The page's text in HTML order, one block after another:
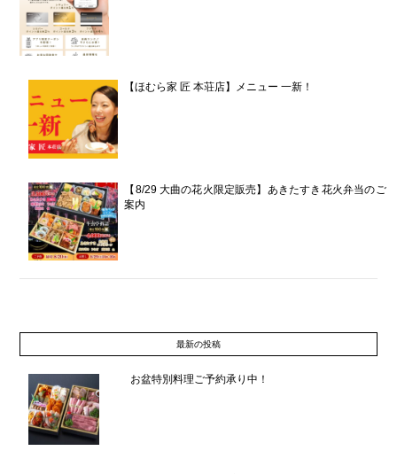
【ほむら家 匠 本荘店】メニュー 一新！
【8/29 大曲の花火限定販売】あきたすき花火弁当のご
案内
最新の投稿
お盆特別料理ご予約承り中！